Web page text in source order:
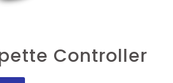
Controller